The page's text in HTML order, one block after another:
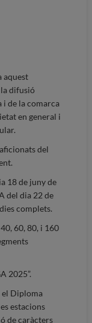
aquest
difusió
de la comarca
en general i
del
18 de juny de
del dia 22 de
complets.
60, 80, i 160
2025”.
el Diploma
estacions
de caràcters